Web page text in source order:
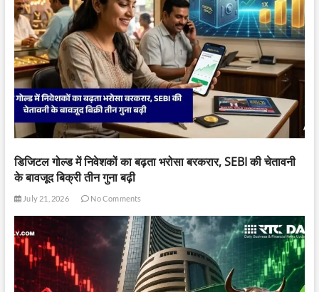
डिजिटल गोल्ड में निवेशकों का बढ़ता भरोसा बरकरार, SEBI की चेतावनी
के बावजूद बिक्री तीन गुना बढ़ी
July 21, 2026 No Comments